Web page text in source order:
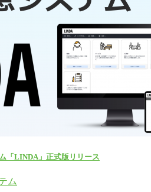
「LINDA」正式版リリース
ム